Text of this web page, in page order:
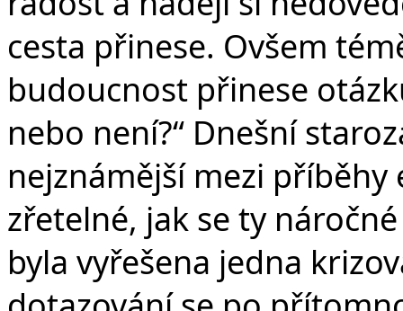
cesta přinese. Ovšem
budoucnost přinese
nebo není?“ Dnešní
nejznámější mezi příběhy
zřetelné, jak se ty
byla vyřešena jedna